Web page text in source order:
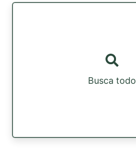
Busca todo